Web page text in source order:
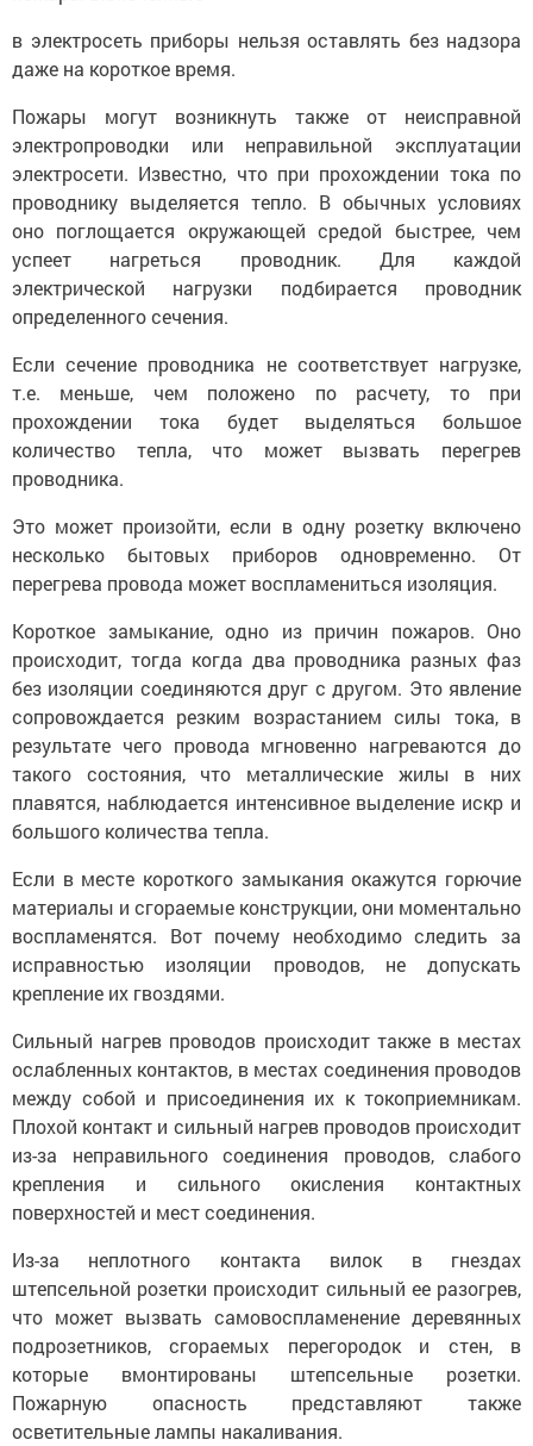
в электросеть приборы нельзя оставлять без надзора
даже на короткое время.
Пожары могут возникнуть также от неисправной
электропроводки или неправильной эксплуатации
электросети. Известно, что при прохождении тока по
проводнику выделяется тепло. В обычных условиях
оно поглощается окружающей средой быстрее, чем
успеет нагреться проводник. Для каждой
электрической нагрузки подбирается проводник
определенного сечения.
Если сечение проводника не соответствует нагрузке,
т.е. меньше, чем положено по расчету, то при
прохождении тока будет выделяться большое
количество тепла, что может вызвать перегрев
проводника.
Это может произойти, если в одну розетку включено
несколько бытовых приборов одновременно. От
перегрева провода может воспламениться изоляция.
Короткое замыкание, одно из причин пожаров. Оно
происходит, тогда когда два проводника разных фаз
без изоляции соединяются друг с другом. Это явление
сопровождается резким возрастанием силы тока, в
результате чего провода мгновенно нагреваются до
такого состояния, что металлические жилы в них
плавятся, наблюдается интенсивное выделение искр и
большого количества тепла.
Если в месте короткого замыкания окажутся горючие
материалы и сгораемые конструкции, они моментально
воспламенятся. Вот почему необходимо следить за
исправностью изоляции проводов, не допускать
крепление их гвоздями.
Сильный нагрев проводов происходит также в местах
ослабленных контактов, в местах соединения проводов
между собой и присоединения их к токоприемникам.
Плохой контакт и сильный нагрев проводов происходит
из-за неправильного соединения проводов, слабого
крепления и сильного окисления контактных
поверхностей и мест соединения.
Из-за неплотного контакта вилок в гнездах
штепсельной розетки происходит сильный ее разогрев,
что может вызвать самовоспламенение деревянных
подрозетников, сгораемых перегородок и стен, в
которые вмонтированы штепсельные розетки.
Пожарную опасность представляют также
осветительные лампы накаливания.